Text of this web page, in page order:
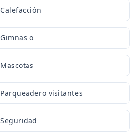
Calefacción
Gimnasio
Mascotas
Parqueadero visitantes
Seguridad